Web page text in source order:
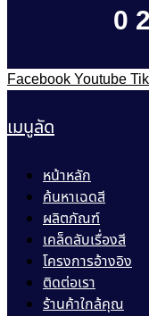
0
FacebookYoutube
เมนูลัด
หน้าหลัก
ค้นหาเฉดสี
ผลิตภัณฑ์
เคล็ดลับเรื่องสี
โครงการอ้างอิง
ติดต่อเรา
ร้านค้าใกล้คุณ